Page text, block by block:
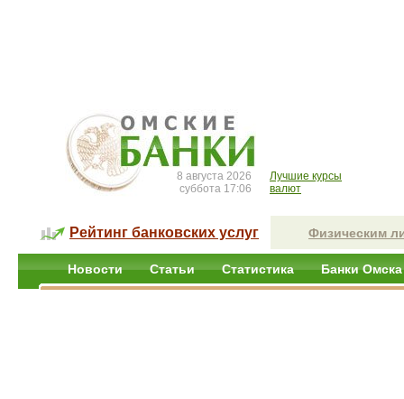
8 августа 2026
суббота 17:06
Лучшие курсы
валют
Рейтинг банковских услуг Физическим
Новости Статьи Статистика Банки Омска